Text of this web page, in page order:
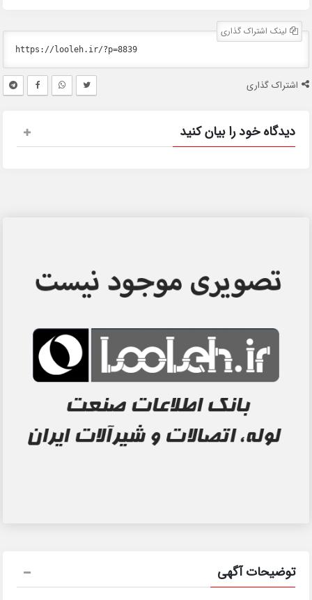
لینک اشتراک گذاری
اشتراک گذاری
دیدگاه خود را بیان کنید
توضیحات آگهی